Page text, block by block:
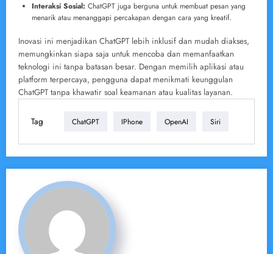
Interaksi Sosial: ChatGPT juga berguna untuk membuat pesan yang
menarik atau menanggapi percakapan dengan cara yang kreatif.
Inovasi ini menjadikan ChatGPT lebih inklusif dan mudah diakses,
memungkinkan siapa saja untuk mencoba dan memanfaatkan
teknologi ini tanpa batasan besar. Dengan memilih aplikasi atau
platform terpercaya, pengguna dapat menikmati keunggulan
ChatGPT tanpa khawatir soal keamanan atau kualitas layanan.
Tag ChatGPT IPhone OpenAI Siri